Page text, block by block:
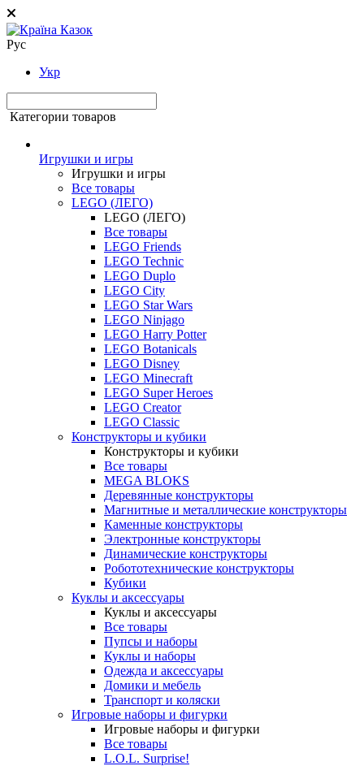
Рус
Укр
Категории товаров
Игрушки и игры
Игрушки и игры
Все товары
LEGO (ЛЕГО)
LEGO (ЛЕГО)
Все товары
LEGO Friends
LEGO Technic
LEGO Duplo
LEGO City
LEGO Star Wars
LEGO Ninjago
LEGO Harry Potter
LEGO Botanicals
LEGO Disney
LEGO Minecraft
LEGO Super Heroes
LEGO Creator
LEGO Classic
Конструкторы и кубики
Конструкторы и кубики
Все товары
MEGA BLOKS
Деревянные конструкторы
Магнитные и металлические конструкторы
Каменные конструкторы
Электронные конструкторы
Динамические конструкторы
Робототехнические конструкторы
Кубики
Куклы и аксессуары
Куклы и аксессуары
Все товары
Пупсы и наборы
Куклы и наборы
Одежда и аксессуары
Домики и мебель
Транспорт и коляски
Игровые наборы и фигурки
Игровые наборы и фигурки
Все товары
L.O.L. Surprise!